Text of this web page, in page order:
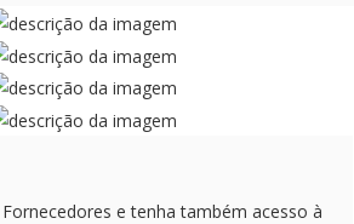
e tenha também acesso à